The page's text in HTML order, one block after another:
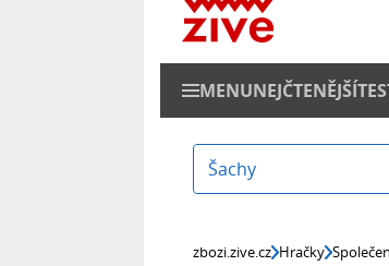
MENUNEJČTENĚJŠÍ
Šachy
zbozi.zive.cz Hračky